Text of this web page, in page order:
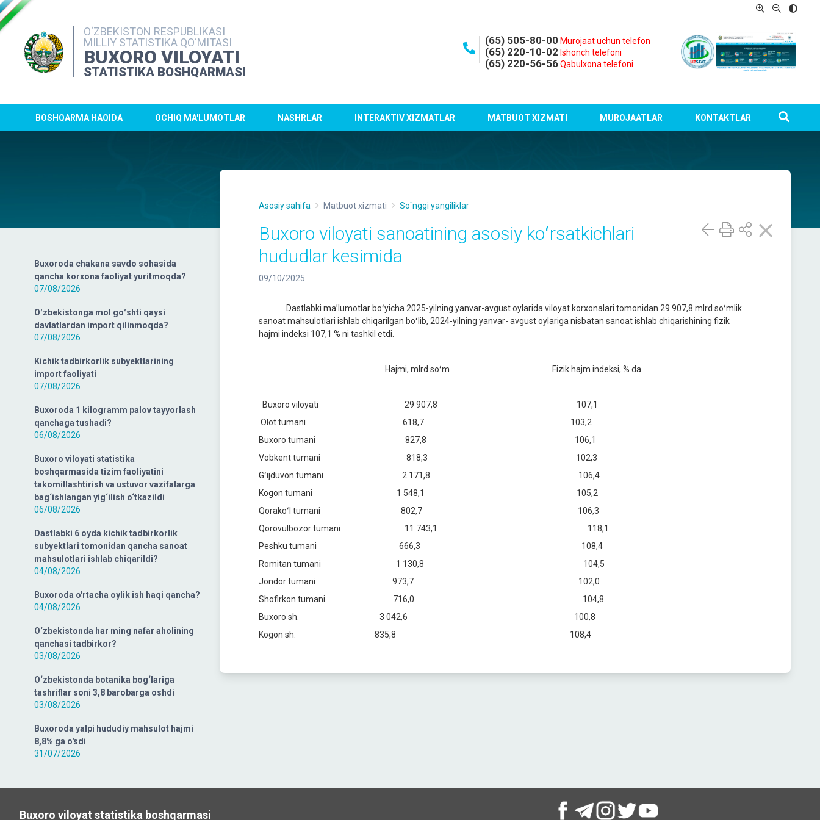
O‘ZBEKISTON RESPUBLIKASI
MILLIY STATISTIKA QO‘MITASI
BUXORO VILOYATI
STATISTIKA BOSHQARMASI
(65) 505-80-00 Murojaat uchun telefon
(65) 220-10-02 Ishonch telefoni
(65) 220-56-56 Qabulxona telefoni
BOSHQARMA HAQIDA OCHIQ MA'LUMOTLAR NASHRLAR INTERAKTIV XIZMATLAR MATBUOT XIZMATI MUROJAATLAR KONTAKTLAR
Buxoroda chakana savdo sohasida
qancha korxona faoliyat yuritmoqda?
07/08/2026
Oʻzbekistonga mol goʻshti qaysi
davlatlardan import qilinmoqda?
07/08/2026
Kichik tadbirkorlik subyektlarining
import faoliyati
07/08/2026
Buxoroda 1 kilogramm palov tayyorlash
qanchaga tushadi?
06/08/2026
Buxoro viloyati statistika
boshqarmasida tizim faoliyatini
takomillashtirish va ustuvor vazifalarga
bag‘ishlangan yig‘ilish o‘tkazildi
06/08/2026
Dastlabki 6 oyda kichik tadbirkorlik
subyektlari tomonidan qancha sanoat
mahsulotlari ishlab chiqarildi?
04/08/2026
Buxoroda o'rtacha oylik ish haqi qancha?
04/08/2026
O‘zbekistonda har ming nafar aholining
qanchasi tadbirkor?
03/08/2026
O‘zbekistonda botanika bog‘lariga
tashriflar soni 3,8 barobarga oshdi
03/08/2026
Buxoroda yalpi hududiy mahsulot hajmi
8,8% ga o'sdi
31/07/2026
Asosiy sahifa Matbuot xizmati So`nggi yangiliklar
Buxoro viloyati sanoatining asosiy koʻrsatkichlari
hududlar kesimida
09/10/2025
Dastlabki maʼlumotlar boʻyicha 2025-yilning yanvar-avgust oylarida viloyat korxonalari tomonidan 29 907,8 mlrd soʻmlik
sanoat mahsulotlari ishlab chiqarilgan boʻlib, 2024-yilning yanvar- avgust oylariga nisbatan sanoat ishlab chiqarishining fizik
hajmi indeksi 107,1 % ni tashkil etdi.
Hajmi, mlrd soʻm Fizik hajm indeksi, % da
Buxoro viloyati 29 907,8 107,1
Olot tumani 618,7 103,2
Buxoro tumani 827,8 106,1
Vobkent tumani 818,3 102,3
Gʻijduvon tumani 2 171,8 106,4
Kogon tumani 1 548,1 105,2
Qorakoʻl tumani 802,7 106,3
Qorovulbozor tumani 11 743,1 118,1
Peshku tumani 666,3 108,4
Romitan tumani 1 130,8 104,5
Jondor tumani 973,7 102,0
Shofirkon tumani 716,0 104,8
Buxoro sh. 3 042,6 100,8
Kogon sh. 835,8 108,4
Buxoro viloyat statistika boshqarmasi